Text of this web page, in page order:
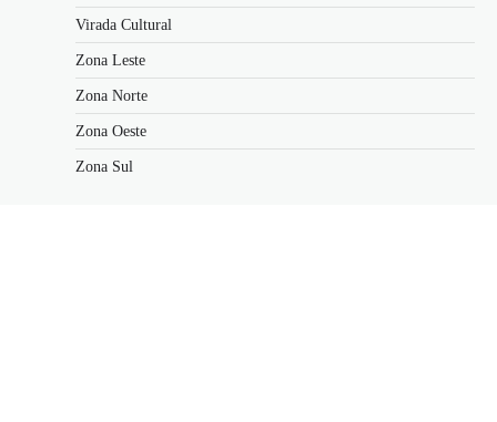
Virada Cultural
Zona Leste
Zona Norte
Zona Oeste
Zona Sul